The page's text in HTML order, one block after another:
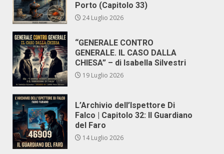
Porto (Capitolo 33)
24 Luglio 2026
“GENERALE CONTRO
GENERALE. IL CASO DALLA
CHIESA” – di Isabella Silvestri
19 Luglio 2026
L’Archivio dell’Ispettore Di
Falco | Capitolo 32: Il Guardiano
del Faro
14 Luglio 2026